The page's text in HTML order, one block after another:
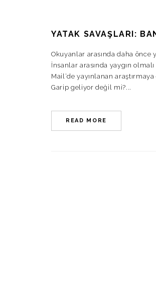
YATAK SAVAŞLARI:
Okuyanlar arasında daha önce
İnsanlar arasında yaygın
Mail‘de yayınlanan
Garip geliyor değil mi?...
READ MORE